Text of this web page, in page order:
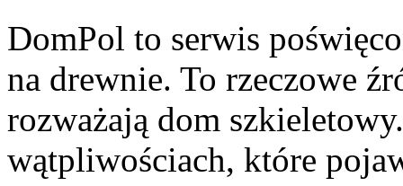
DomPol to serwis
na drewnie. To rzeczowe
rozważają dom
wątpliwościach, które